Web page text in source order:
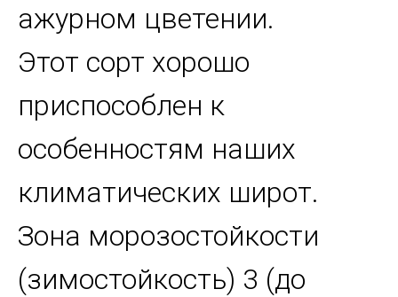
ажурном цветении.
Этот сорт хорошо
приспособлен к
особенностям наших
климатических широт.
Зона морозостойкости
(зимостойкость) 3 (до